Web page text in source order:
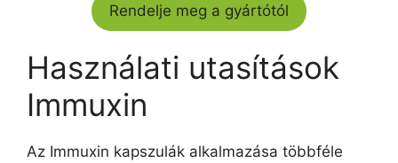
Rendelje meg a gyártótól
Használati utasítások
Immuxin
Az Immuxin kapszulák alkalmazása többféle